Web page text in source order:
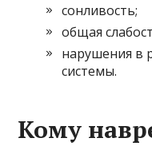
сонливость;
общая
нарушения в
системы.
Кому